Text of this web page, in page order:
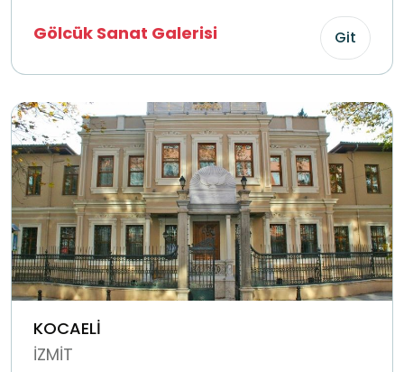
Gölcük Sanat Galerisi Git
KOCAELİ
İZMİT